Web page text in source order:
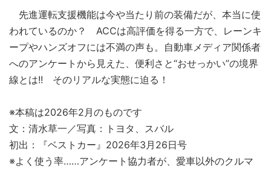
先進運転支援機能は今や当たり前の装備だが、本当に使
われているのか？ ACCは高評価を得る一方で、レーンキ
ープやハンズオフには不満の声も。自動車メディア関係者
へのアンケートから見えた、便利さと“おせっかい”の境界
線とは!! そのリアルな実態に迫る！
※本稿は2026年2月のものです
文：清水草一／写真：トヨタ、スバル
初出：『ベストカー』2026年3月26日号
※よく使う率……アンケート協力者が、愛車以外のクルマ